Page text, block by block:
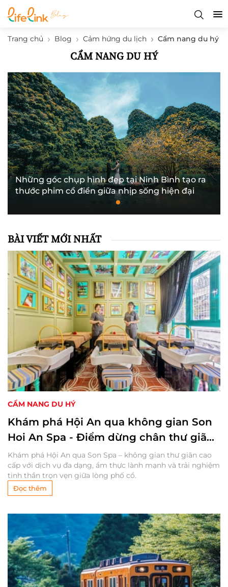
Trang chủ Blog Cảm hứng du lịch Cẩm nang du hý
CẨM NANG DU HÝ
Những góc chụp hình đẹp tại Ninh Bình tạo ra
thước phim cổ điển giữa nhịp sống hiện đại
BÀI VIẾT MỚI NHẤT
CẨM NANG DU HÝ
Khám phá Hội An qua không gian Son
Hoi An Spa - Điểm dừng chân thư giãn
không thể bỏ qua
Khám phá Hội An qua Son Spa – không gian thư giãn cao
cấp với dịch vụ đa dạng, ẩm thực lành mạnh và trải nghiệm
tinh thần trọn vẹn giữa lòng phố cổ.
Đọc thêm